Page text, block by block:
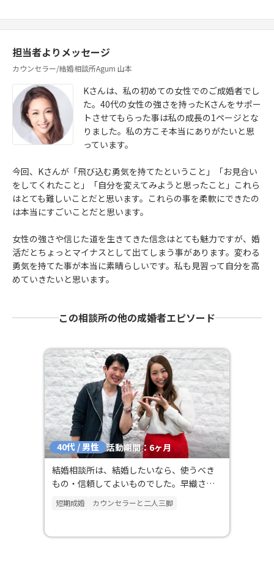
担当者よりメッセージ
カウンセラー/結婚相談所Agum 山本
Kさんは、私の初めての女性でのご成婚者でし
た。40代の女性の強さを持ったKさんをサポー
トさせてもらった事は私の成長の1ページとな
りました。私の方こそ本当にありがたいと思
っています。
今回、Kさんが「飛び込む勇気を持てたということ」「お見合い
をしてくれたこと」「自分を変えてみようと思ったこと」これら
はとても難しいことだと思います。これらの事を柔軟にできたの
は本当にすごいことだと思います。
女性の強さや信じた道を生きてきた信念はとても魅力ですが、婚
活だとちょっとマイナスとして出てしまう事があります。変わる
勇気を持てた事が本当に素晴らしいです。私も見習って自分を高
めていきたいと思います。
この相談所の他の成婚者エピソード
40代 / 男性 活動期間：6ヶ月
結婚相談所は、結婚したいなら、使うべき
もの・信頼してよいものでした。早織さん
には感謝しかありません。
短期成婚 カウンセラーと二人三脚